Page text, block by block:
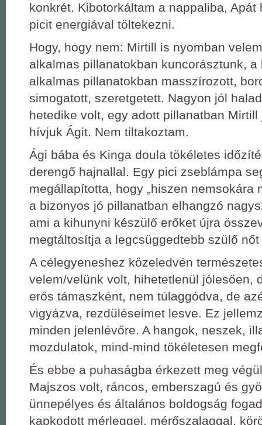
konkrét. Kibotorkáltam a nappaliba, Apát
picit energiával töltekezni.
Hogy, hogy nem: Mirtill is nyomban
alkalmas pillanatokban kuncorásztunk, a
alkalmas pillanatokban masszírozott,
simogatott, szeretgetett. Nagyon jól
hetedike volt, egy adott pillanatban
hívjuk Ágit. Nem tiltakoztam.
Ági bába és Kinga doula tökéletes
derengő hajnallal. Egy pici zseblámpa
megállapította, hogy „hiszen nemsokára
a bizonyos jó pillanatban elhangzó
ami a kihunyni készülő erőket újra
megtáltosítja a legcsüggedtebb szülő nőt
A célegyeneshez közeledvén
velem/velünk volt, hihetetlenül jólesően,
erős támaszként, nem túlaggódva, de
vigyázva, rezdüléseimet lesve. Ez
minden jelenlévőre. A hangok, neszek,
mozdulatok, mind-mind tökéletesen
És ebbe a puhaságba érkezett meg
Majszos volt, ráncos, emberszagú és
ünnepélyes és általános boldogság
kapkodott mérleggel, mérőszalaggal,